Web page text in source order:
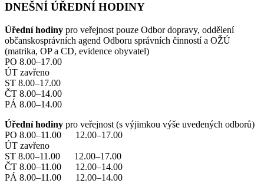
DNEŠNÍ ÚŘEDNÍ HODINY
Úřední hodiny pro veřejnost pouze Odbor dopravy, oddělení
občanskosprávních agend Odboru správních činností a OŽÚ
(matrika, OP a CD, evidence obyvatel)
PO 8.00–17.00
ÚT zavřeno
ST 8.00–17.00
ČT 8.00–14.00
PÁ 8.00–14.00
Úřední hodiny pro veřejnost (s výjimkou výše uvedených odborů)
PO 8.00–11.00 12.00–17.00
ÚT zavřeno
ST 8.00–11.00 12.00–17.00
ČT 8.00–11.00 12.00–14.00
PÁ 8.00–11.00 12.00–14.00